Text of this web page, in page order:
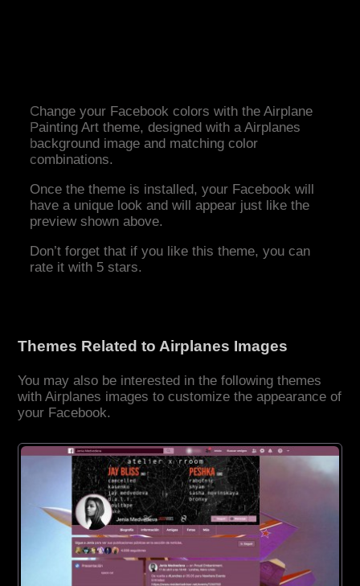
Change your Facebook colors with the Airplane
Painting Art theme, designed with a Airplanes
background image and matching color
combinations.
Once the theme is installed, your Facebook will
have a unique look and will appear just like the
preview shown above.
Don’t forget that if you like this theme, you can
rate it with 5 stars.
Themes Related to Airplanes Images
You may also be interested in the following themes
with Airplanes images to customize the appearance of
your Facebook.